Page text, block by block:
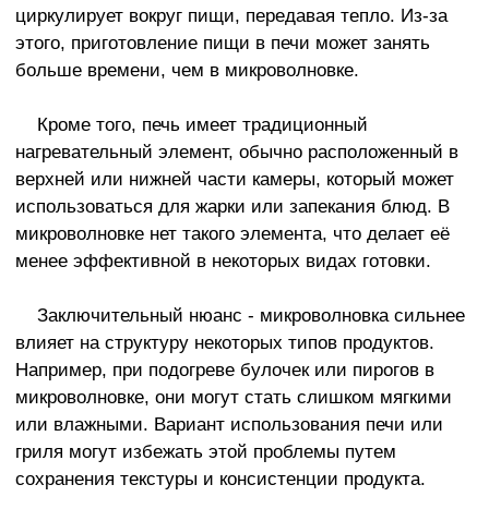
циркулирует вокруг пищи, передавая тепло. Из-за
этого, приготовление пищи в печи может занять
больше времени, чем в микроволновке.
Кроме того, печь имеет традиционный
нагревательный элемент, обычно расположенный в
верхней или нижней части камеры, который может
использоваться для жарки или запекания блюд. В
микроволновке нет такого элемента, что делает её
менее эффективной в некоторых видах готовки.
Заключительный нюанс - микроволновка сильнее
влияет на структуру некоторых типов продуктов.
Например, при подогреве булочек или пирогов в
микроволновке, они могут стать слишком мягкими
или влажными. Вариант использования печи или
гриля могут избежать этой проблемы путем
сохранения текстуры и консистенции продукта.